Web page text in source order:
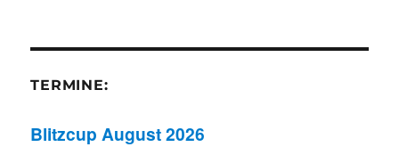
TERMINE:
Blitzcup August 2026